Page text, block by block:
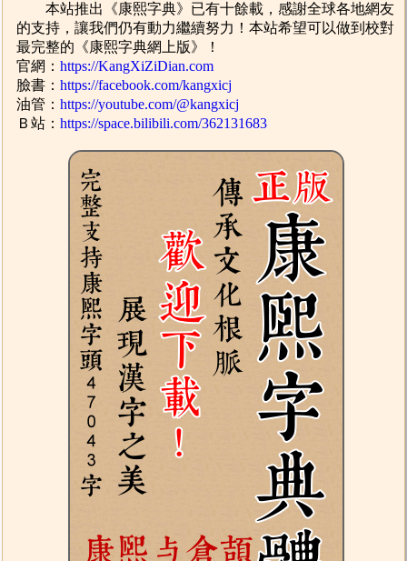
本站推出《康熙字典》已有十餘載，感謝全球各地網友
的支持，讓我們仍有動力繼續努力！本站希望可以做到校對
最完整的《康熙字典網上版》！
官網：https://KangXiZiDian.com
臉書：https://facebook.com/kangxicj
油管：https://youtube.com/@kangxicj
Ｂ站：https://space.bilibili.com/362131683